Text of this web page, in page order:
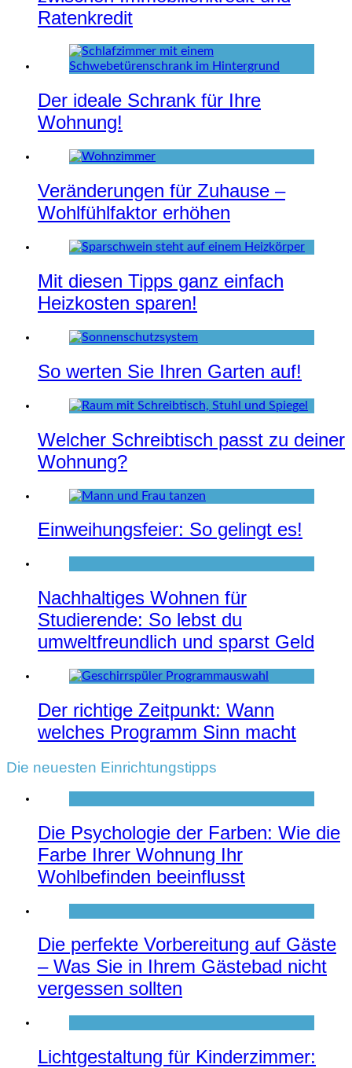
Ratenkredit
Der ideale Schrank für Ihre
Wohnung!
Veränderungen für Zuhause –
Wohlfühlfaktor erhöhen
Mit diesen Tipps ganz einfach
Heizkosten sparen!
So werten Sie Ihren Garten auf!
Welcher Schreibtisch passt zu deiner
Wohnung?
Einweihungsfeier: So gelingt es!
Nachhaltiges Wohnen für
Studierende: So lebst du
umweltfreundlich und sparst Geld
Der richtige Zeitpunkt: Wann
welches Programm Sinn macht
Die neuesten Einrichtungstipps
Die Psychologie der Farben: Wie die
Farbe Ihrer Wohnung Ihr
Wohlbefinden beeinflusst
Die perfekte Vorbereitung auf Gäste
– Was Sie in Ihrem Gästebad nicht
vergessen sollten
Lichtgestaltung für Kinderzimmer: